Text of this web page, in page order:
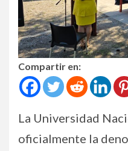
Compartir en:
La Universidad
oficialmente la